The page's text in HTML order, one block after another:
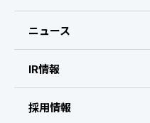
会社概要・拠点
ニュース
IR情報
IR情報 トップ
採用情報